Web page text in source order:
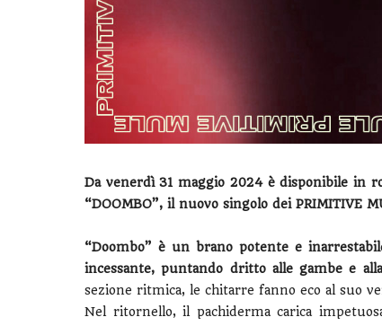
Da venerdì 31 maggio 2024 è disponibile in
“DOOMBO”, il nuovo singolo dei PRIMITIVE
“Doombo” è un brano potente e
incessante, puntando dritto alle gambe e
sezione ritmica, le chitarre fanno eco al suo
Nel ritornello, il pachiderma carica